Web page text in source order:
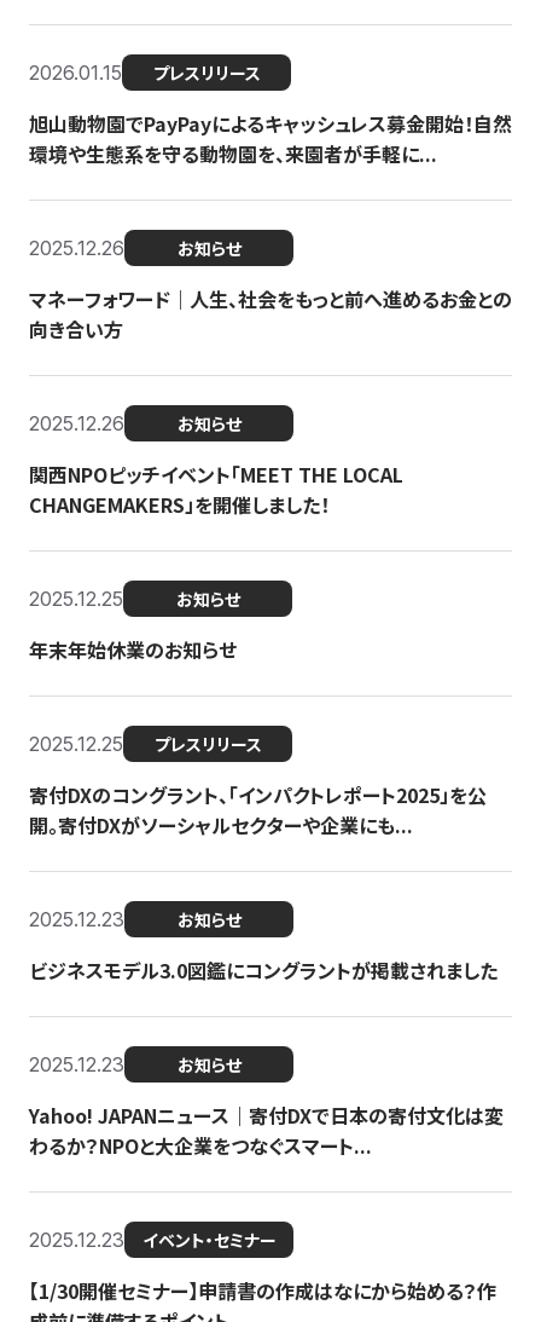
2026.01.15 プレスリリース
旭山動物園でPayPayによるキャッシュレス募金開始！自然
環境や生態系を守る動物園を、来園者が手軽に...
2025.12.26 お知らせ
マネーフォワード｜人生、社会をもっと前へ進めるお金との
向き合い方
2025.12.26 お知らせ
関西NPOピッチイベント「MEET THE LOCAL
CHANGEMAKERS」を開催しました！
2025.12.25 お知らせ
年末年始休業のお知らせ
2025.12.25 プレスリリース
寄付DXのコングラント、「インパクトレポート2025」を公
開。寄付DXがソーシャルセクターや企業にも...
2025.12.23 お知らせ
ビジネスモデル3.0図鑑にコングラントが掲載されました
2025.12.23 お知らせ
Yahoo! JAPANニュース｜寄付DXで日本の寄付文化は変
わるか？NPOと大企業をつなぐスマート...
2025.12.23 イベント・セミナー
【1/30開催セミナー】申請書の作成はなにから始める？作